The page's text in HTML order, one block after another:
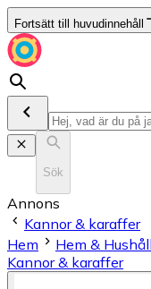
Fortsätt till huvudinnehåll
Sök
Annons
Kannor & karaffer
Hem
Hem & Hushåll
Kannor & karaffer